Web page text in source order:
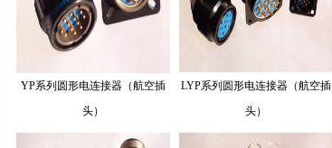
YP系列圆形电连接器（航空插
头）
LYP系列圆形电连接器（航空插
头）